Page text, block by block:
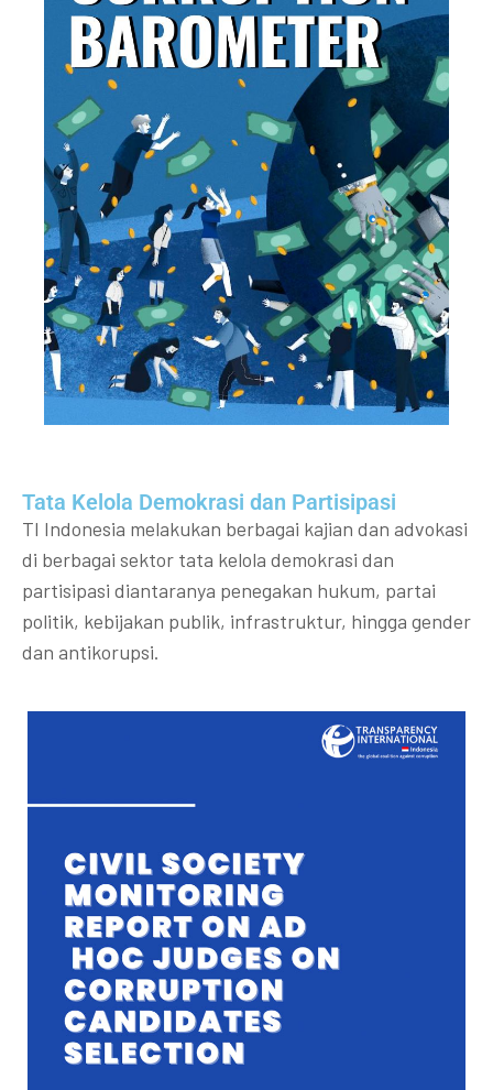
Tata Kelola Demokrasi dan Partisipasi​
TI Indonesia melakukan berbagai kajian dan advokasi
di berbagai sektor tata kelola demokrasi dan
partisipasi diantaranya penegakan hukum, partai
politik, kebijakan publik, infrastruktur, hingga gender
dan antikorupsi.